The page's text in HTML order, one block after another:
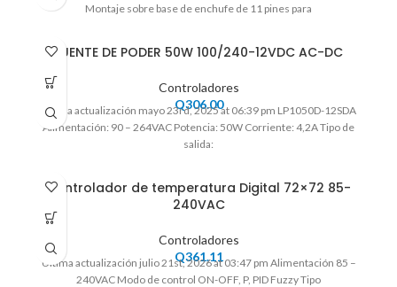
Montaje sobre base de enchufe de 11 pines para
FUENTE DE PODER 50W 100/240-12VDC AC-DC
Controladores
Q306.00
Ultima actualización mayo 23rd, 2025 at 06:39 pm LP1050D-12SDA
Alimentación: 90 – 264VAC Potencia: 50W Corriente: 4,2A Tipo de
salida:
Controlador de temperatura Digital 72×72 85-
240VAC
Controladores
Q361.11
Ultima actualización julio 21st, 2026 at 03:47 pm Alimentación 85 –
240VAC Modo de control ON-OFF, P, PID Fuzzy Tipo